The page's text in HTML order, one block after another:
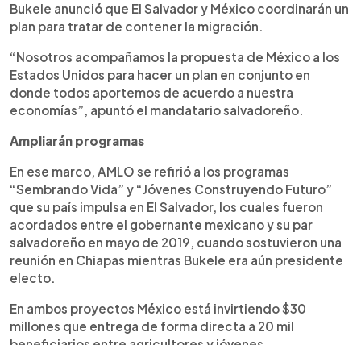
Bukele anunció que El Salvador y México coordinarán un
plan para tratar de contener la migración.
“Nosotros acompañamos la propuesta de México a los
Estados Unidos para hacer un plan en conjunto en
donde todos aportemos de acuerdo a nuestra
economías”, apuntó el mandatario salvadoreño.
Ampliarán programas
En ese marco, AMLO se refirió a los programas
“Sembrando Vida” y “Jóvenes Construyendo Futuro”
que su país impulsa en El Salvador, los cuales fueron
acordados entre el gobernante mexicano y su par
salvadoreño en mayo de 2019, cuando sostuvieron una
reunión en Chiapas mientras Bukele era aún presidente
electo.
En ambos proyectos México está invirtiendo $30
millones que entrega de forma directa a 20 mil